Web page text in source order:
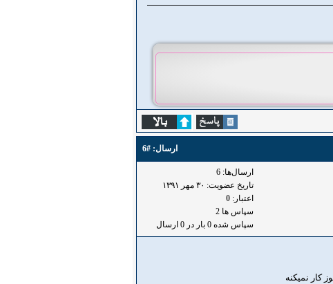
ارسال: #6
ارسال‌ها: 6
تاریخ عضویت: ۳۰ مهر ۱۳۹۱
اعتبار: 0
سپاس ها 2
سپاس شده 0 بار در 0 ارسال
کار نمیکنه